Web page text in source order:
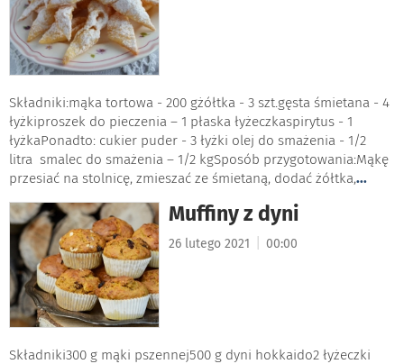
Składniki:mąka tortowa - 200 gżółtka - 3 szt.gęsta śmietana - 4
łyżkiproszek do pieczenia – 1 płaska łyżeczkaspirytus - 1
łyżkaPonadto: cukier puder - 3 łyżki olej do smażenia - 1/2
litra smalec do smażenia – 1/2 kgSposób przygotowania:Mąkę
przesiać na stolnicę, zmieszać ze śmietaną, dodać żółtka,...
Muffiny z dyni
26 lutego 2021 00:00
Składniki300 g mąki pszennej500 g dyni hokkaido2 łyżeczki